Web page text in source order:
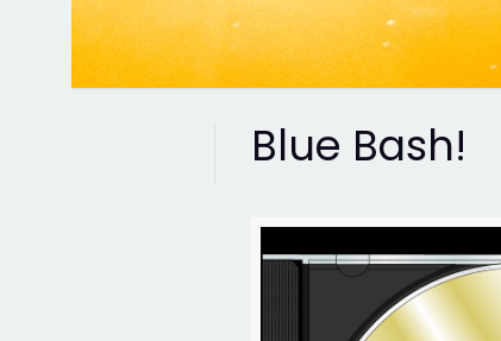
Blue Bash!